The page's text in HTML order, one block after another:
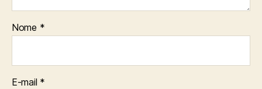
Nome *
E-mail *